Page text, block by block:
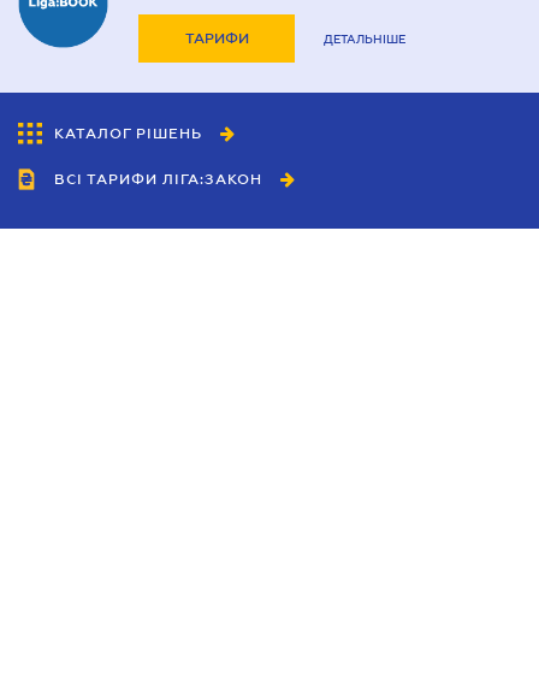
ТАРИФИ ДЕТАЛЬНІШЕ
КАТАЛОГ РІШЕНЬ
ВСІ ТАРИФИ ЛІГА:ЗАКОН